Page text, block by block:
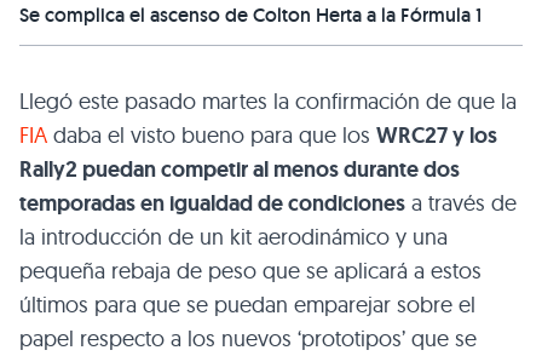
Se complica el ascenso de Colton Herta a la Fórmula 1
Llegó este pasado martes la confirmación de que la
FIA daba el visto bueno para que los WRC27 y los
Rally2 puedan competir al menos durante dos
temporadas en igualdad de condiciones a través de
la introducción de un kit aerodinámico y una
pequeña rebaja de peso que se aplicará a estos
últimos para que se puedan emparejar sobre el
papel respecto a los nuevos ‘prototipos’ que se